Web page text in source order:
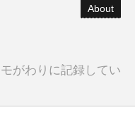
About
がわりに記録してい